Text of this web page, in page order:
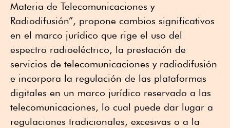
Materia de Telecomunicaciones y
Radiodifusión”, propone cambios significativos
en el marco jurídico que rige el uso del
espectro radioeléctrico, la prestación de
servicios de telecomunicaciones y radiodifusión
e incorpora la regulación de las plataformas
digitales en un marco jurídico reservado a las
telecomunicaciones, lo cual puede dar lugar a
regulaciones tradicionales, excesivas o a la